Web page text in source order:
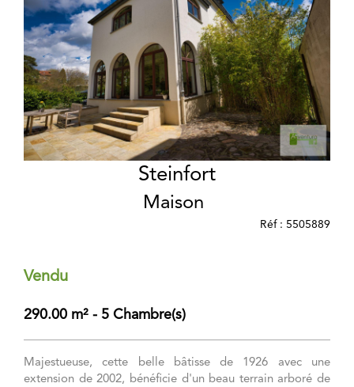
Steinfort
Maison
Réf : 5505889
Vendu
290.00 m² - 5 Chambre(s)
Majestueuse, cette belle bâtisse de 1926 avec une
extension de 2002, bénéficie d'un beau terrain arboré de